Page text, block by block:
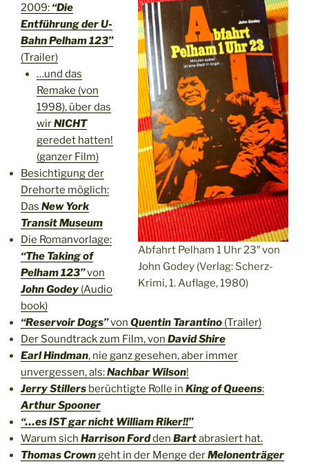
Abfahrt Pelham 1 Uhr 23″ von
John Godey (Verlag: Scherz-
Krimi, 1. Auflage, 1980)
2009: “Die
Entführung der U-
Bahn Pelham 123”
(Trailer)
…und das
Remake (von
1998), über das
wirNICHT
geredet hatten!
(ganzer Film)
Besichtigung der
Drehorte möglich:
Das New York
Transit Museum
Die Romanvorlage:
“The Taking of
Pelham 123”von
John Godey (Audio
book)
“Reservoir Dogs”von Quentin Tarantino (Trailer)
Der Soundtrack zum Film, von David Shire
Earl Hindman, nie ganz gesehen, aber immer
unvergessen, als:Nachbar Wilson!
Jerry Stillers berüchtigte Rolle in King of Queens:
Arthur Spooner
“…es IST gar nicht William Riker!!”
Warum sich Harrison Fordden Bartabrasiert hat.
Thomas Crowngeht in der Menge derMelonenträger